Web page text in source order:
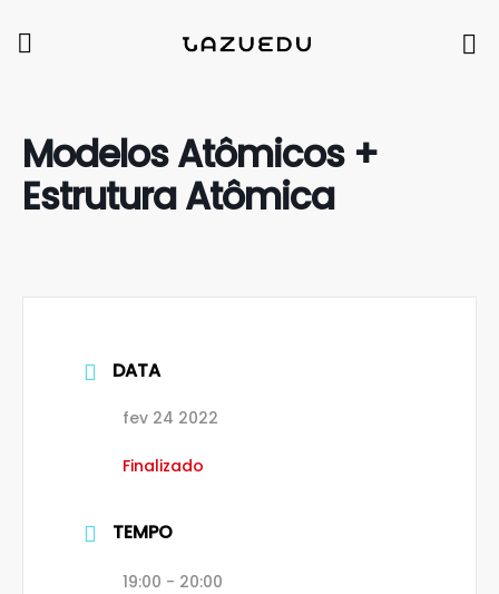
Modelos Atômicos +
Estrutura Atômica
DATA
fev 24 2022
Finalizado
TEMPO
19:00 - 20:00